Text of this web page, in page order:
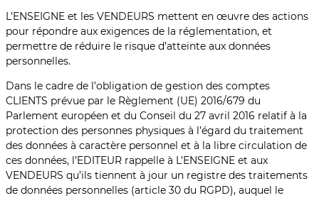
L’ENSEIGNE et les VENDEURS mettent en œuvre des actions
pour répondre aux exigences de la réglementation, et
permettre de réduire le risque d’atteinte aux données
personnelles.
Dans le cadre de l’obligation de gestion des comptes
CLIENTS prévue par le Règlement (UE) 2016/679 du
Parlement européen et du Conseil du 27 avril 2016 relatif à la
protection des personnes physiques à l’égard du traitement
des données à caractère personnel et à la libre circulation de
ces données, l’EDITEUR rappelle à L’ENSEIGNE et aux
VENDEURS qu’ils tiennent à jour un registre des traitements
de données personnelles (article 30 du RGPD), auquel le